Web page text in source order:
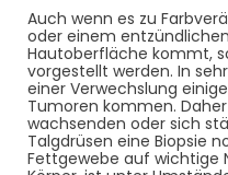
Auch wenn es zu
oder einem
Hautoberfläche kommt,
vorgestellt werden. In
einer Verwechslung
Tumoren kommen.
wachsenden oder sich
Talgdrüsen eine Biopsie
Fettgewebe auf wichtige